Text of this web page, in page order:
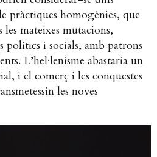
pràctiques homogènies, que
mateixes mutacions,
polítics i socials, amb patrons
L’hel·lenisme abastaria un
i el comerç i les conquestes
les noves